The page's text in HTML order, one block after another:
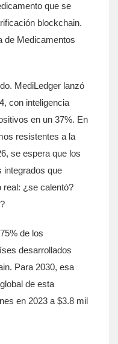
que se
blockchain.
de Medicamentos
MediLedger lanzó
con inteligencia
en un 37%. En
resistentes a la
se espera que los
integrados que
real: ¿se calentó?
de los
desarrollados
Para 2030, esa
de esta
en 2023 a $3.8 mil